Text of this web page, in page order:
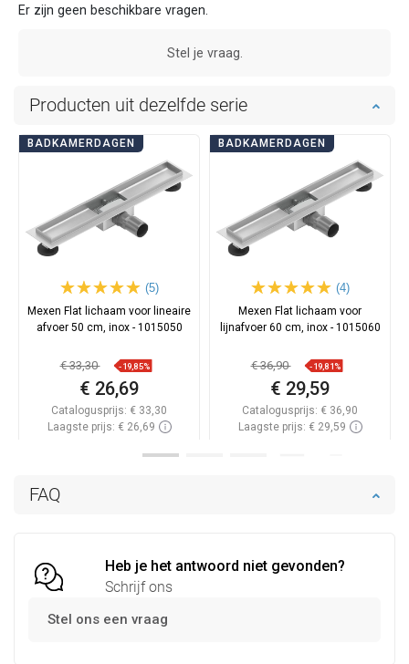
FAQ
Heb je het antwoord niet gevonden?
Schrijf ons
Stel ons een vraag
Er zijn geen beschikbare vragen.
Stel je vraag.
Producten uit dezelfde serie
BADKAMERDAGEN
(5)
Mexen Flat lichaam voor lineaire
afvoer 50 cm, inox - 1015050
€ 33,30 -19,85%
€ 26,69
Catalogusprijs: € 33,30
Laagste prijs: € 26,69
BADKAMERDAGEN
(4)
Mexen Flat lichaam voor
lijnafvoer 60 cm, inox - 1015060
€ 36,90 -19,81%
€ 29,59
Catalogusprijs: € 36,90
Laagste prijs: € 29,59